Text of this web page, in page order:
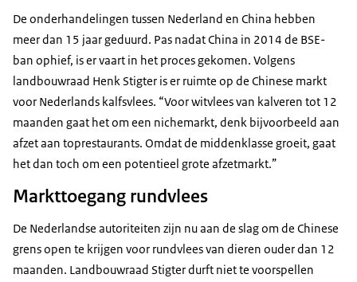
De onderhandelingen tussen Nederland en China hebben
meer dan 15 jaar geduurd. Pas nadat China in 2014 de BSE-
ban ophief, is er vaart in het proces gekomen. Volgens
landbouwraad Henk Stigter is er ruimte op de Chinese markt
voor Nederlands kalfsvlees. “Voor witvlees van kalveren tot 12
maanden gaat het om een nichemarkt, denk bijvoorbeeld aan
afzet aan toprestaurants. Omdat de middenklasse groeit, gaat
het dan toch om een potentieel grote afzetmarkt.”
Markttoegang rundvlees
De Nederlandse autoriteiten zijn nu aan de slag om de Chinese
grens open te krijgen voor rundvlees van dieren ouder dan 12
maanden. Landbouwraad Stigter durft niet te voorspellen